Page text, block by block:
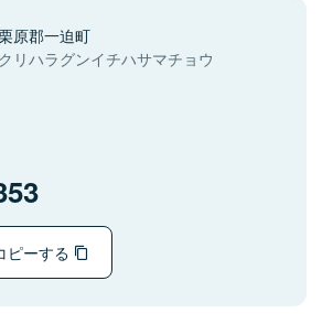
原郡一迫町
クリハラグンイチハサマチョウ
ピーする